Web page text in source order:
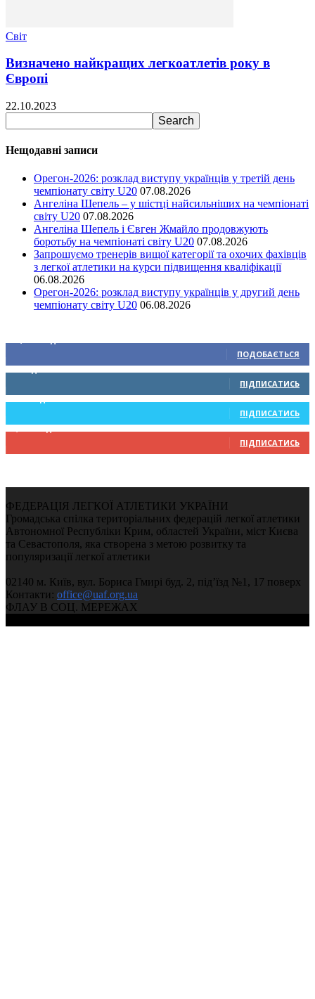
Світ
Визначено найкращих легкоатлетів року в
Європі
22.10.2023
Нещодавні записи
Орегон-2026: розклад виступу українців у третій день
чемпіонату світу U20 07.08.2026
Ангеліна Шепель – у шістці найсильніших на чемпіонаті
світу U20 07.08.2026
Ангеліна Шепель і Євген Жмайло продовжують
боротьбу на чемпіонаті світу U20 07.08.2026
Запрошуємо тренерів вищої категорії та охочих фахівців
з легкої атлетики на курси підвищення кваліфікації
06.08.2026
Орегон-2026: розклад виступу українців у другий день
чемпіонату світу U20 06.08.2026
ПОДОБАЄТЬСЯ
ПІДПИСАТИСЬ
ПІДПИСАТИСЬ
ПІДПИСАТИСЬ
ФЕДЕРАЦІЯ ЛЕГКОЇ АТЛЕТИКИ УКРАЇНИ
Громадська спілка територіальних федерацій легкої атлетики
Автономної Республіки Крим, областей України, міст Києва
та Севастополя, яка створена з метою розвитку та
популяризації легкої атлетики
02140 м. Київ, вул. Бориса Гмирі буд. 2, під’їзд №1, 17 поверх
Контакти: office@uaf.org.ua
ФЛАУ В СОЦ. МЕРЕЖАХ